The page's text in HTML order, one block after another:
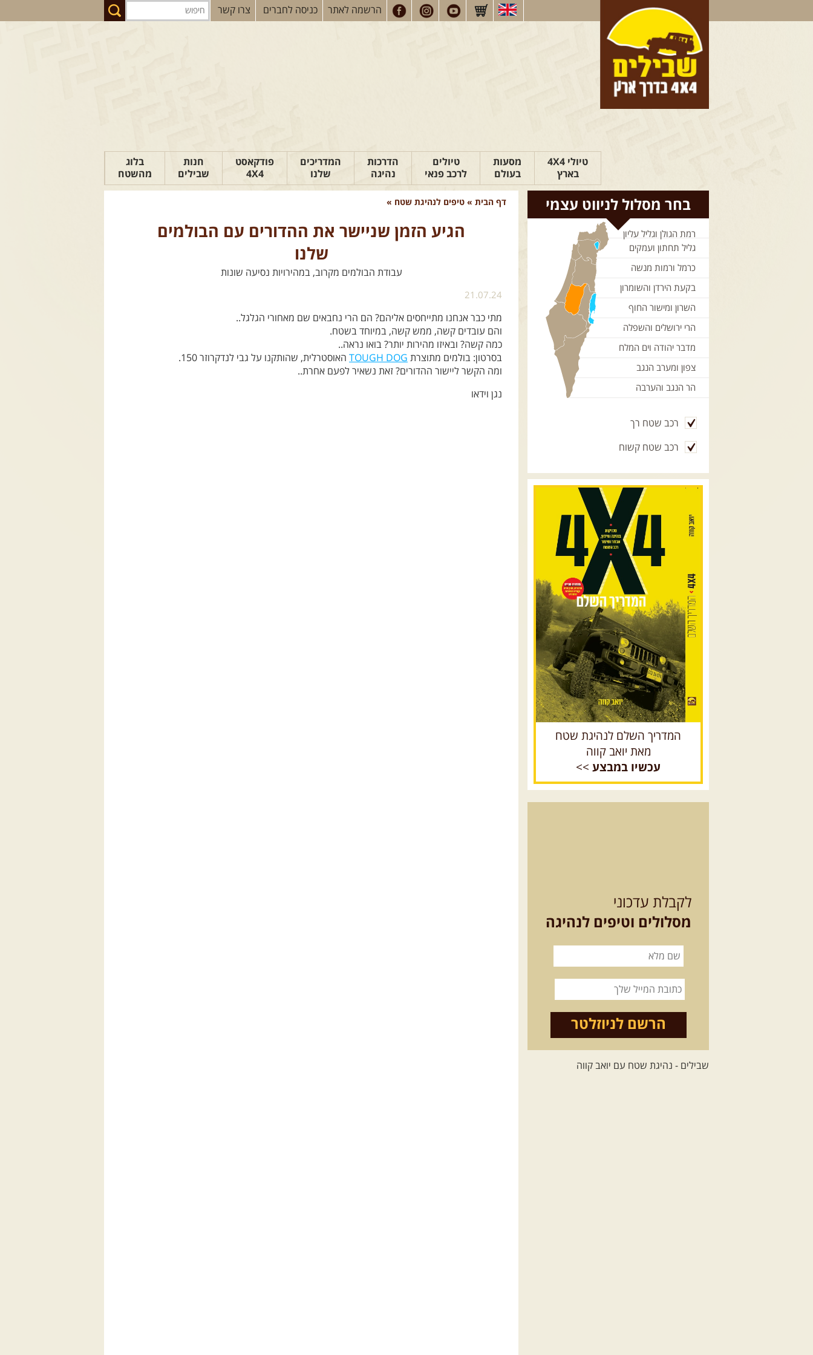
הרשמה לאתר כניסה לחברים צרו קשר
טיולי 4X4
בארץ
מסעות
בעולם
טיולים
לרכב פנאי
הדרכות
נהיגה
המדריכים
שלנו
פודקאסט
4X4
חנות
שבילים
בלוג
מהשטח
דף הבית » טיפים לנהיגת שטח »
הגיע הזמן שניישר את ההדורים עם הבולמים
שלנו
עבודת הבולמים מקרוב, במהירויות נסיעה שונות
21.07.24
מתי כבר אנחנו מתייחסים אליהם? הם הרי נחבאים שם מאחורי הגלגל..
והם עובדים קשה, ממש קשה, במיוחד בשטח.
כמה קשה? ובאיזו מהירות יותר? בואו נראה..
בסרטון: בולמים מתוצרת TOUGH DOG האוסטרלית, שהותקנו על גבי לנדקרוזר 150.
ומה הקשר ליישור ההדורים? זאת נשאיר לפעם אחרת..
נגן וידאו
בחר מסלול לניווט עצמי
רמת הגולן וגליל עליון
גליל תחתון ועמקים
כרמל ורמות מנשה
בקעת הירדן והשומרון
השרון ומישור החוף
הרי ירושלים והשפלה
מדבר יהודה וים המלח
צפון ומערב הנגב
הר הנגב והערבה
רכב שטח רך
רכב שטח קשוח
המדריך השלם לנהיגת שטח
מאת יואב קווה
עכשיו במבצע >>
לקבלת עדכוני
מסלולים וטיפים לנהיגה
הרשם לניוזלטר